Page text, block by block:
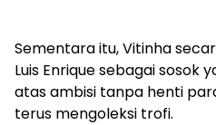
Sementara itu, Vitinha
Luis Enrique sebagai sosok
atas ambisi tanpa henti
terus mengoleksi trofi.